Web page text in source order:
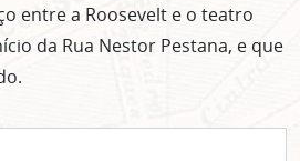
entre a Roosevelt e o teatro
da Rua Nestor Pestana, e que